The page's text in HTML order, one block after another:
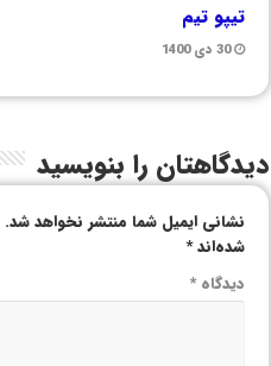
تیپو تیم
30 دی 1400
دیدگاهتان را بنویسید
نشانی ایمیل شما منتشر نخواهد شد.
شده‌اند*
دیدگاه*